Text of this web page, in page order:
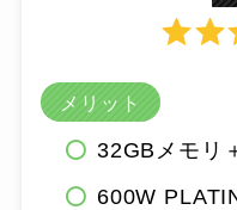
メリット
32GBメモリ
600W